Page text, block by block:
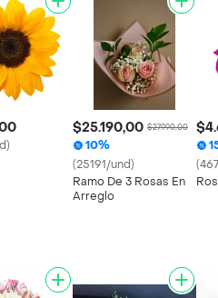
$25.190,00 $27.990,00
10%
(25191/und)
Ramo De 3 Rosas En
Arreglo